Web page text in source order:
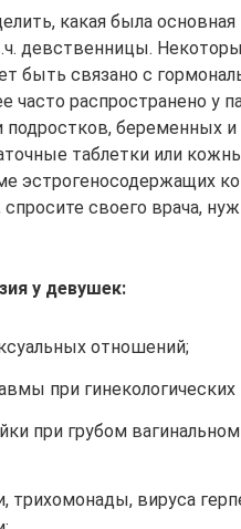
какая была
девственницы.
быть связано с
часто распространено у
подростков,
таблетки или
эстрогеносодержащих
спросите своего врача,
у девушек:
отношений;
при гинекологических
при грубом
трихомонады, вируса